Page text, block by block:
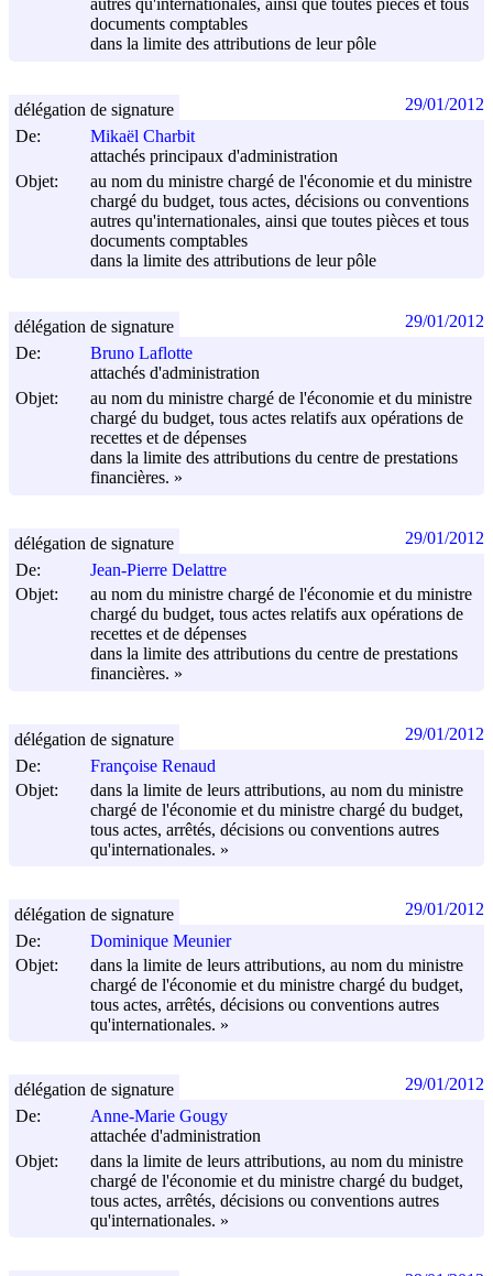
autres qu'internationales, ainsi que toutes pièces et tous
documents comptables
dans la limite des attributions de leur pôle
De:
Mikaël Charbit
attachés principaux d'administration
Objet:
au nom du ministre chargé de l'économie et du ministre
chargé du budget, tous actes, décisions ou conventions
autres qu'internationales, ainsi que toutes pièces et tous
documents comptables
dans la limite des attributions de leur pôle
délégation de signature 29/01/2012
De:
Bruno Laflotte
attachés d'administration
Objet:
au nom du ministre chargé de l'économie et du ministre
chargé du budget, tous actes relatifs aux opérations de
recettes et de dépenses
dans la limite des attributions du centre de prestations
financières. »
délégation de signature 29/01/2012
De:
Jean-Pierre Delattre
Objet:
au nom du ministre chargé de l'économie et du ministre
chargé du budget, tous actes relatifs aux opérations de
recettes et de dépenses
dans la limite des attributions du centre de prestations
financières. »
délégation de signature 29/01/2012
De:
Françoise Renaud
Objet:
dans la limite de leurs attributions, au nom du ministre
chargé de l'économie et du ministre chargé du budget,
tous actes, arrêtés, décisions ou conventions autres
qu'internationales. »
délégation de signature 29/01/2012
De:
Dominique Meunier
Objet:
dans la limite de leurs attributions, au nom du ministre
chargé de l'économie et du ministre chargé du budget,
tous actes, arrêtés, décisions ou conventions autres
qu'internationales. »
délégation de signature 29/01/2012
De:
Anne-Marie Gougy
attachée d'administration
Objet:
dans la limite de leurs attributions, au nom du ministre
chargé de l'économie et du ministre chargé du budget,
tous actes, arrêtés, décisions ou conventions autres
qu'internationales. »
délégation de signature 29/01/2012